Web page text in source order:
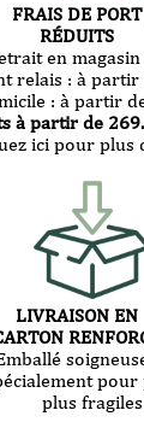
FRAIS DE PORT
RÉDUITS
en
relais : à partir
: à partir
à partir de
ici pour plus
LIVRAISON EN
plus fragiles